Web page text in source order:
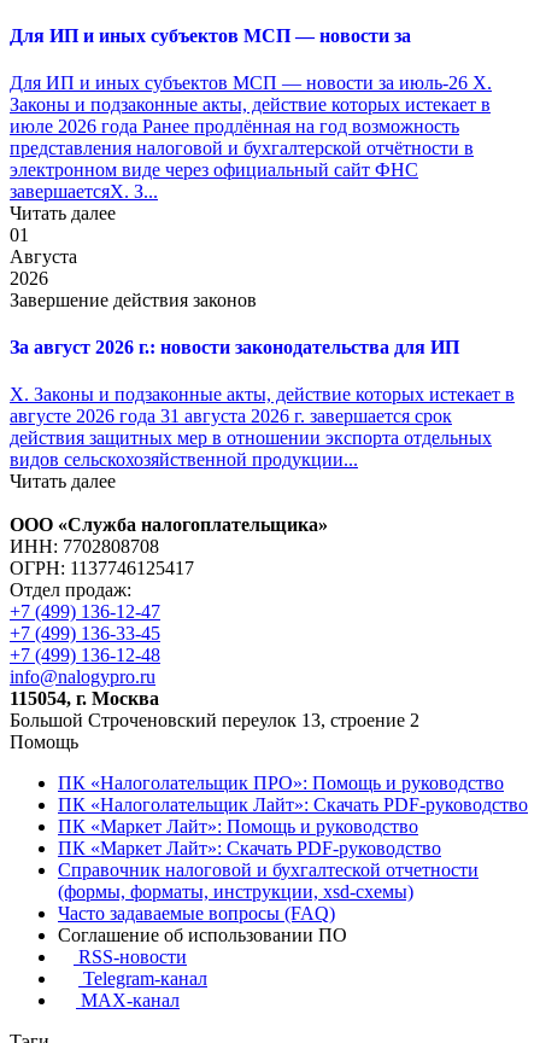
Для ИП и иных субъектов МСП — новости за
Для ИП и иных субъектов МСП — новости за июль-26 X.
Законы и подзаконные акты, действие которых истекает в
июле 2026 года Ранее продлённая на год возможность
представления налоговой и бухгалтерской отчётности в
электронном виде через официальный сайт ФНС
завершаетсяX. З...
Читать далее
01
Августа
2026
Завершение действия законов
За август 2026 г.: новости законодательства для ИП
X. Законы и подзаконные акты, действие которых истекает в
августе 2026 года 31 августа 2026 г. завершается срок
действия защитных мер в отношении экспорта отдельных
видов сельскохозяйственной продукции...
Читать далее
ООО «Служба налогоплательщика»
ИНН: 7702808708
ОГРН: 1137746125417
Отдел продаж:
+7 (499) 136-12-47
+7 (499) 136-33-45
+7 (499) 136-12-48
info@nalogypro.ru
115054, г. Москва
Большой Строченовский переулок 13, строение 2
Помощь
ПК «Налоголательщик ПРО»: Помощь и руководство
ПК «Налоголательщик Лайт»: Скачать PDF-руководство
ПК «Маркет Лайт»: Помощь и руководство
ПК «Маркет Лайт»: Скачать PDF-руководство
Справочник налоговой и бухгалтеской отчетности
(формы, форматы, инструкции, xsd-схемы)
Часто задаваемые вопросы (FAQ)
Соглашение об использовании ПО
RSS-новости
Telegram-канал
MAX-канал